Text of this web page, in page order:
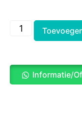
Informatie/